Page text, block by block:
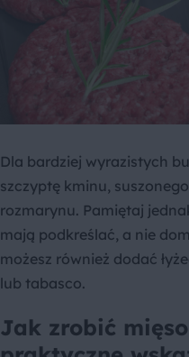
Dla bardziej wyrazistych
szczyptę kminu,
rozmarynu. Pamiętaj
mają podkreślać, a nie
możesz również dodać
lub tabasco.
Jak zrobić